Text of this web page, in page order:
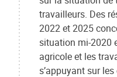
travailleurs. Des
2022 et 2025
situation mi-2020
agricole et les
s’appuyant sur